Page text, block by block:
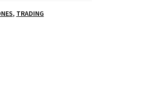
, TRADING